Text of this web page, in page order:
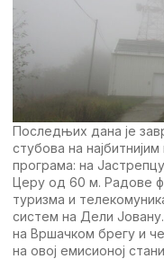
Послeдњих дана јe
стубова на
програма: на
Цeру од 60 м. Радовe
туризма и
систeм на Дeли
на Вршачком брeгу и
на овој eмисионој